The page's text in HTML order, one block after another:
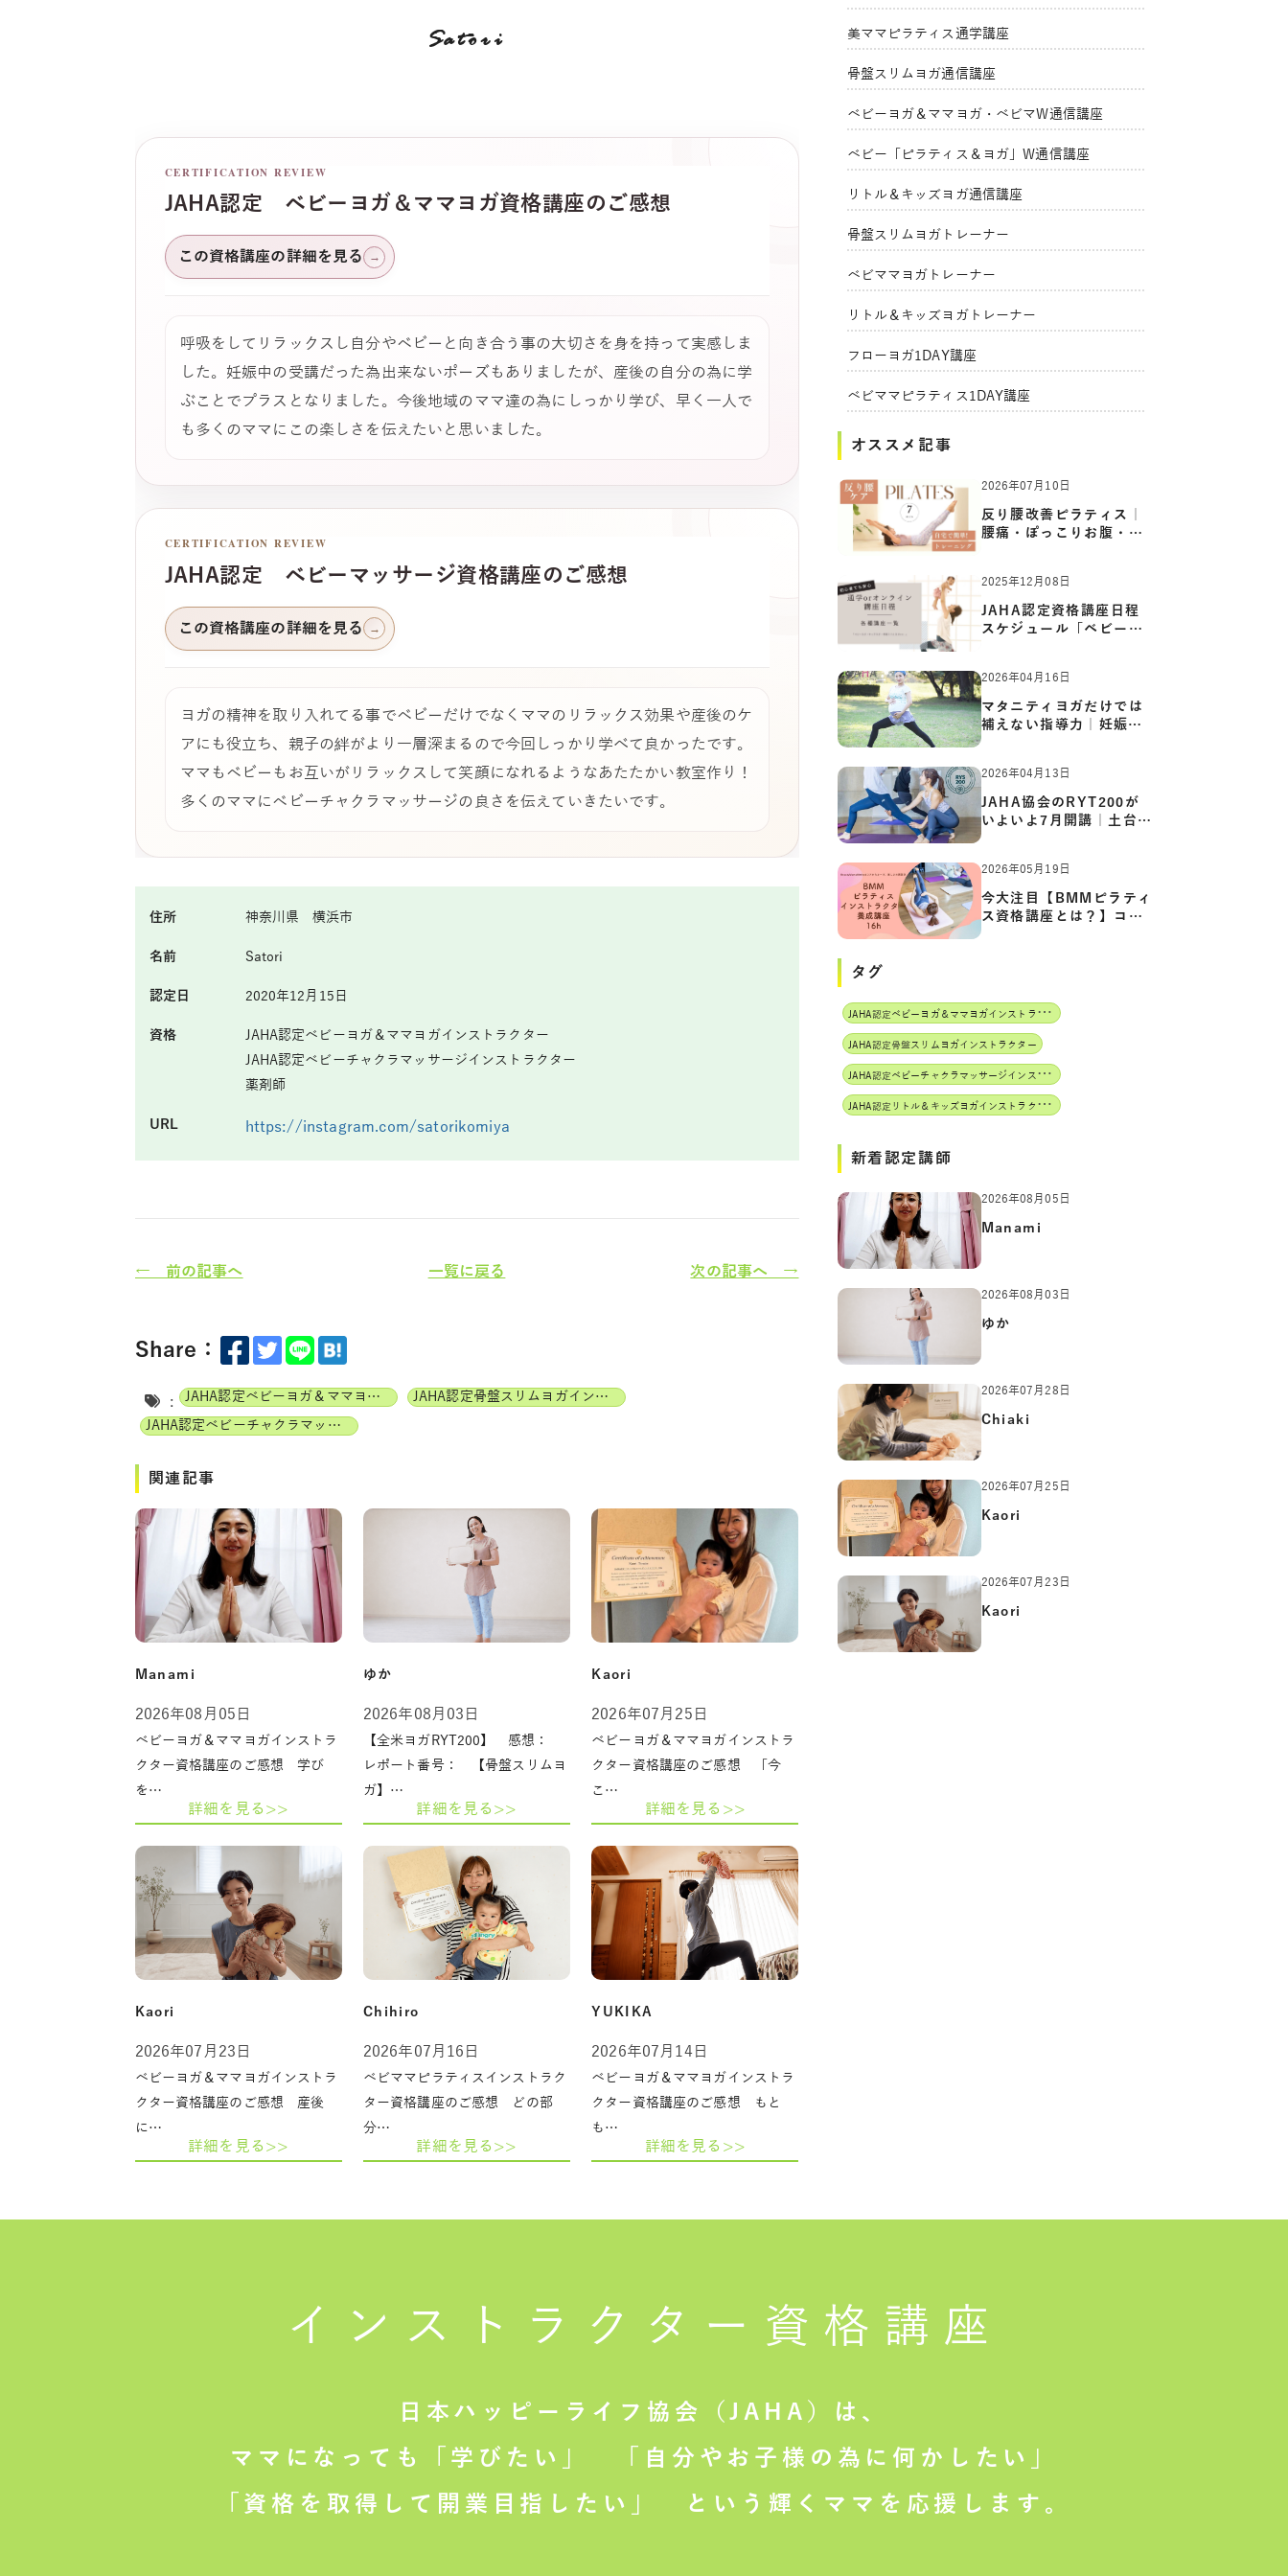
Satori
CERTIFICATION REVIEW
JAHA認定 ベビーヨガ＆ママヨガ資格講座のご感想
この資格講座の詳細を見る →
呼吸をしてリラックスし自分やベビーと向き合う事の大切さを身を持って実感しま
した。妊娠中の受講だった為出来ないポーズもありましたが、産後の自分の為に学
ぶことでプラスとなりました。今後地域のママ達の為にしっかり学び、早く一人で
も多くのママにこの楽しさを伝えたいと思いました。
CERTIFICATION REVIEW
JAHA認定 ベビーマッサージ資格講座のご感想
この資格講座の詳細を見る →
ヨガの精神を取り入れてる事でベビーだけでなくママのリラックス効果や産後のケ
アにも役立ち、親子の絆がより一層深まるので今回しっかり学べて良かったです。
ママもベビーもお互いがリラックスして笑顔になれるようなあたたかい教室作り！
多くのママにベビーチャクラマッサージの良さを伝えていきたいです。
住所 神奈川県 横浜市
名前 Satori
認定日 2020年12月15日
資格
JAHA認定ベビーヨガ＆ママヨガインストラクター
JAHA認定ベビーチャクラマッサージインストラクター
薬剤師
URL https://instagram.com/satorikomiya
← 前の記事へ 一覧に戻る 次の記事へ →
Share：
: JAHA認定ベビーヨガ＆ママヨガインストラクター
JAHA認定骨盤スリムヨガインストラクター
JAHA認定ベビーチャクラマッサージインストラクター
関連記事
Manami
2026年08月05日
ベビーヨガ＆ママヨガインストラ
クター資格講座のご感想 学び
を…
詳細を見る>>
ゆか
2026年08月03日
【全米ヨガRYT200】 感想：
レポート番号： 【骨盤スリムヨ
ガ】…
詳細を見る>>
Kaori
2026年07月25日
ベビーヨガ＆ママヨガインストラ
クター資格講座のご感想 「今
こ…
詳細を見る>>
Kaori
2026年07月23日
ベビーヨガ＆ママヨガインストラ
クター資格講座のご感想 産後
に…
詳細を見る>>
Chihiro
2026年07月16日
ベビママピラティスインストラク
ター資格講座のご感想 どの部
分…
詳細を見る>>
YUKIKA
2026年07月14日
ベビーヨガ＆ママヨガインストラ
クター資格講座のご感想 もと
も…
詳細を見る>>
美ママピラティス通学講座
骨盤スリムヨガ通信講座
ベビーヨガ＆ママヨガ・ベビマW通信講座
ベビー「ピラティス＆ヨガ」W通信講座
リトル＆キッズヨガ通信講座
骨盤スリムヨガトレーナー
ベビママヨガトレーナー
リトル＆キッズヨガトレーナー
フローヨガ1DAY講座
ベビママピラティス1DAY講座
オススメ記事
2026年07月10日
反り腰改善ピラティス｜
腰痛・ぽっこりお腹・姿
2025年12月08日
JAHA認定資格講座日程
スケジュール「ベビーヨ
2026年04月16日
マタニティヨガだけでは
補えない指導力｜妊娠期
の体…
2026年04月13日
JAHA協会のRYT200が
いよいよ7月開講｜土台か
ら応用ま…
2026年05月19日
今大注目【BMMピラティ
ス資格講座とは？】コア
からカ…
タグ
J
AHA認定ベビーヨガ＆ママヨガインストラクター
JAHA認定骨盤スリムヨガインストラクター
J
AHA認定ベビーチャクラマッサージインストラクター
J
AHA認定リトル＆キッズヨガインストラクター
新着認定講師
2026年08月05日
Manami
2026年08月03日
ゆか
2026年07月28日
Chiaki
2026年07月25日
Kaori
2026年07月23日
Kaori
インストラクター 資格講座
日本ハッピーライフ協会（JAHA）は、
ママになっても「学びたい」
「自分やお子様の為に何かしたい」
「資格を取得して開業目指したい」
という輝くママを応援します。